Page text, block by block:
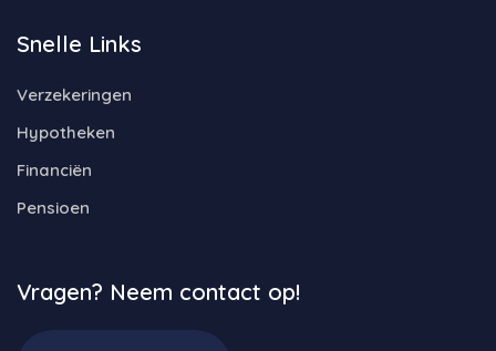
Snelle Links
Verzekeringen
Hypotheken
Financiën
Pensioen
Vragen? Neem contact op!